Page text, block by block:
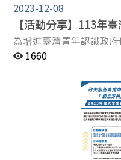
2023-12-08
【活動分享】113年
為增進臺灣青年認識政
建與僑界之橋梁，僑務
計畫明(113)年規劃賡續
民國國籍之國內大專校
家地區進行為期7日之僑
見習、認識僑社、特色
臺灣及文化展演等。 詳情請至僑務委員會官方網站點選
「僑務研究/臺灣青年海
1660